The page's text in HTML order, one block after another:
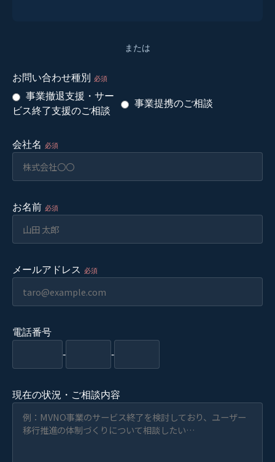
または
お問い合わせ種別 必須
事業撤退支援・サー
ビス終了支援のご相談
事業提携のご相談
会社名 必須
お名前 必須
メールアドレス 必須
電話番号
- -
現在の状況・ご相談内容